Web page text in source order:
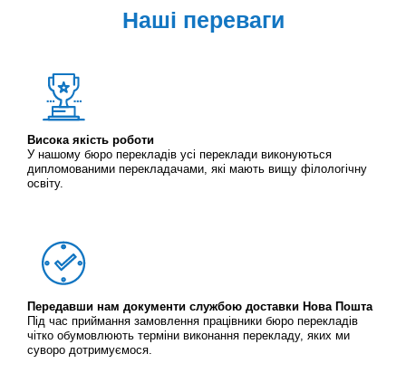
Наші переваги
Висока якість роботи
У нашому бюро перекладів усі переклади виконуються
дипломованими перекладачами, які мають вищу філологічну
освіту.
Передавши нам документи службою доставки Нова Пошта
Під час приймання замовлення працівники бюро перекладів
чітко обумовлюють терміни виконання перекладу, яких ми
суворо дотримуємося.